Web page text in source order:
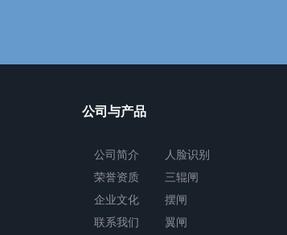
公司与产品
公司简介
荣誉资质
企业文化
联系我们
人脸识别
三辊闸
摆闸
翼闸